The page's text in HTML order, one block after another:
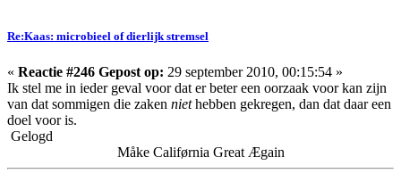
Re:Kaas: microbieel of dierlijk stremsel
« Reactie #246 Gepost op: 29 september 2010, 00:15:54 »
Ik stel me in ieder geval voor dat er beter een oorzaak voor kan zijn
van dat sommigen die zaken niethebben gekregen, dan dat daar een
doel voor is.
Gelogd
Måke Califørnia Great Ægain